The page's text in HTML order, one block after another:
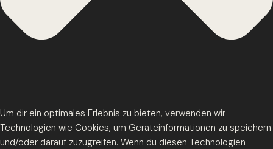
Um dir ein optimales Erlebnis zu bieten, verwenden wir
Technologien wie Cookies, um Geräteinformationen zu speichern
und/oder darauf zuzugreifen. Wenn du diesen Technologien